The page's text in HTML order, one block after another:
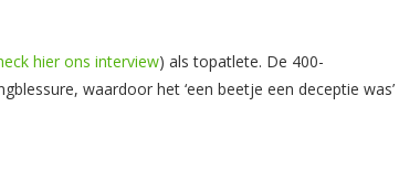
hier ons interview) als topatlete. De 400-
waardoor het ‘een beetje een deceptie was’